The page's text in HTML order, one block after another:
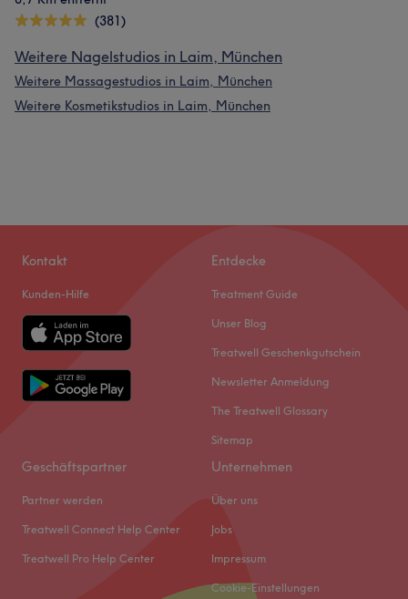
(381)
Weitere Nagelstudios in Laim, München
Weitere Massagestudios in Laim, München
Weitere Kosmetikstudios in Laim, München
Kontakt
Kunden-Hilfe
Entdecke
Treatment Guide
Unser Blog
Treatwell Geschenkgutschein
Newsletter Anmeldung
The Treatwell Glossary
Sitemap
Geschäftspartner
Partner werden
Treatwell Connect Help Center
Treatwell Pro Help Center
Unternehmen
Über uns
Jobs
Impressum
Cookie-Einstellungen